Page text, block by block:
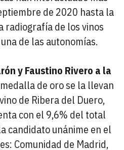
de 2020 hasta la
radiografía de los vinos
de las autonomías.
y Faustino Rivero a la
de oro se la llevan
de Ribera del Duero,
con el 9,6% del total
candidato unánime en el
Comunidad de Madrid,